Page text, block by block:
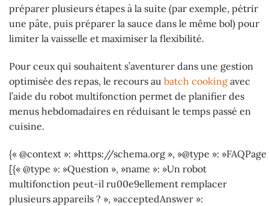
préparer plusieurs étapes à la suite (par exemple, pétrir
une pâte, puis préparer la sauce dans le même bol) pour
limiter la vaisselle et maximiser la flexibilité.
Pour ceux qui souhaitent s’aventurer dans une gestion
optimisée des repas, le recours au batch cooking avec
l’aide du robot multifonction permet de planifier des
menus hebdomadaires en réduisant le temps passé en
cuisine.
{« @context »: »https://schema.org », »@type »:
[{« @type »: »Question », »name »: »Un robot
multifonction peut-il ru00e9ellement remplacer
plusieurs appareils ? », »acceptedAnswer »: